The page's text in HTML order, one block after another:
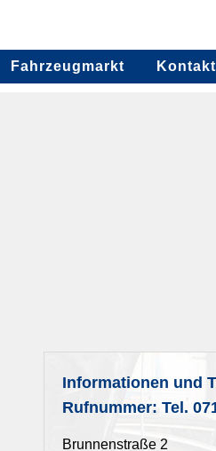
Fahrzeugmarkt Kontakt
Informationen und
Rufnummer: Tel.
Brunnenstraße 2